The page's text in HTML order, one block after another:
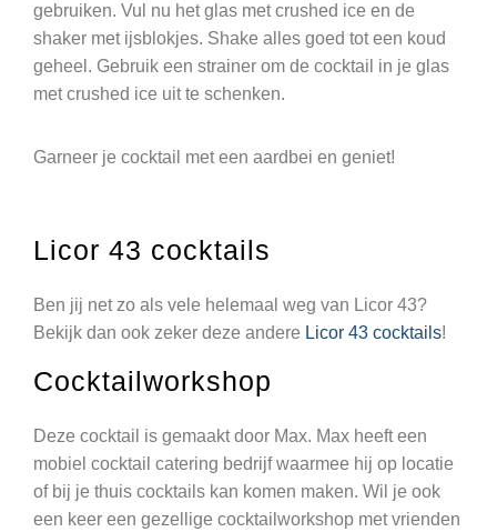
gebruiken. Vul nu het glas met crushed ice en de
shaker met ijsblokjes. Shake alles goed tot een koud
geheel. Gebruik een strainer om de cocktail in je glas
met crushed ice uit te schenken.
Garneer je cocktail met een aardbei en geniet!
Licor 43 cocktails
Ben jij net zo als vele helemaal weg van Licor 43?
Bekijk dan ook zeker deze andere Licor 43 cocktails!
Cocktailworkshop
Deze cocktail is gemaakt door Max. Max heeft een
mobiel cocktail catering bedrijf waarmee hij op locatie
of bij je thuis cocktails kan komen maken. Wil je ook
een keer een gezellige cocktailworkshop met vrienden